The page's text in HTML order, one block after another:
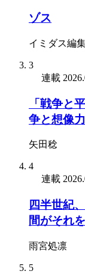
ゾス
イミダス編
3
連載
「戦争と
争と想像力
矢田稔
4
連載
四半世紀
間がそれ
雨宮処凛
5